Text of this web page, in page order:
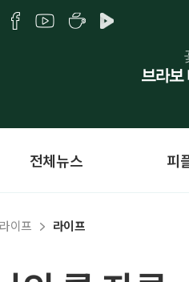
전체뉴스 피
이프 라이프